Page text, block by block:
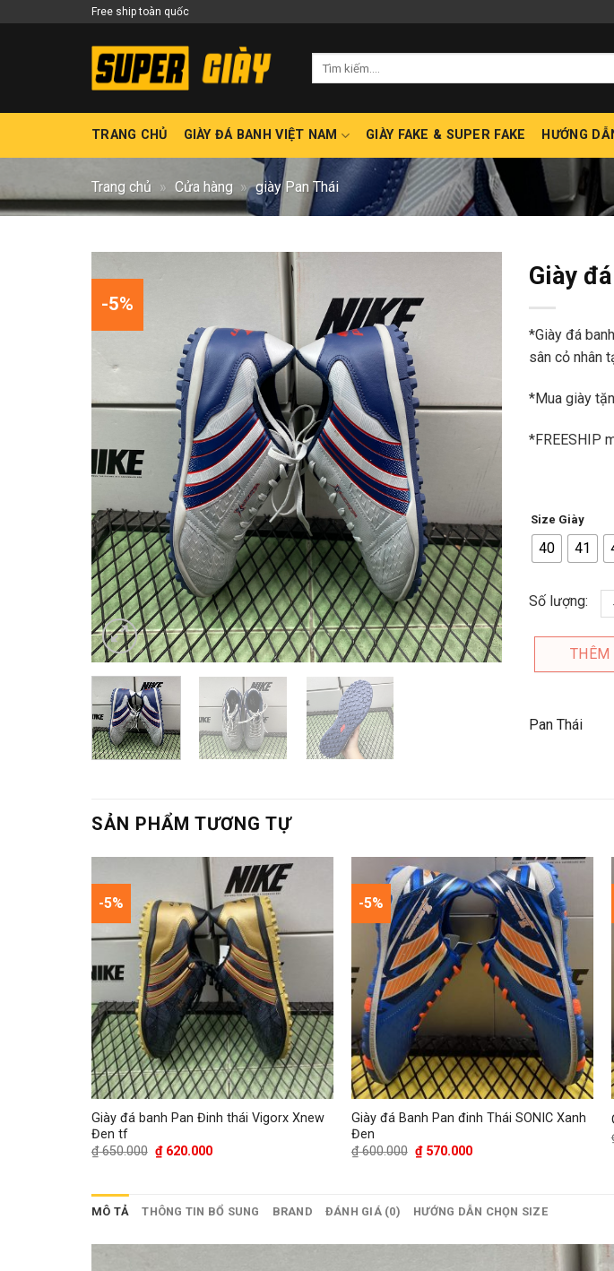
Free ship toàn quốc
TRANG CHỦ GIÀY ĐÁ BANH VIỆT NAM GIÀY FAKE & SUPER FAKE HƯỚNG
Trang chủ » Cửa hàng » giày Pan Thái
-5%
Giày
*Giày đá
sân cỏ nhân
*Mua giày
*FREESHIP
Size Giày
40 41
Số lượng:
THÊM
Pan Thái
SẢN PHẨM TƯƠNG TỰ
-5%
Giày đá banh Pan Đinh thái Vigorx Xnew
Đen tf
₫650.000 Giá
gốc
₫620.000Giá
₫ 620.000.
-5%
Giày đá Banh Pan đinh Thái SONIC Xanh
Đen
₫600.000 Giá
gốc
₫570.000Giá
MÔ TẢ THÔNG TIN BỔ SUNG BRAND ĐÁNH GIÁ (0) HƯỚNG DẪN CHỌN SIZE